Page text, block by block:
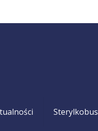
Sterylkobus